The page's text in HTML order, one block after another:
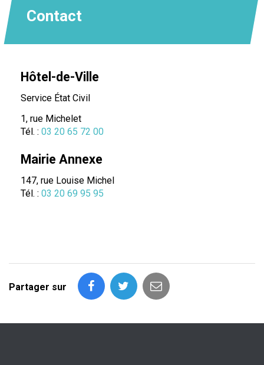
Contact
Hôtel-de-Ville
Service État Civil
1, rue Michelet
Tél. : 03 20 65 72 00
Mairie Annexe
147, rue Louise Michel
Tél. : 03 20 69 95 95
Partager sur